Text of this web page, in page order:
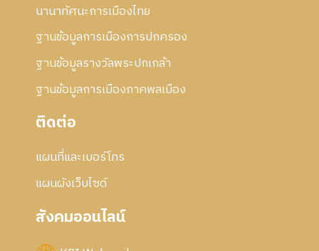
นานาทัศนะการเมืองไทย
ฐานข้อมูลการเมืองการปกครอง
ฐานข้อมูลรางวัลพระปกเกล้า
ฐานข้อมูลการเมืองภาคพลเมือง
ติดต่อ
แผนที่และเบอร์โทร
แผนผังเว็บไซด์
สังคมออนไลน์